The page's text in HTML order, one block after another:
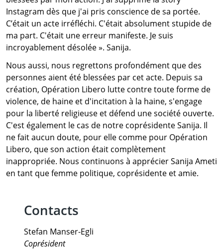
Instagram dès que j'ai pris conscience de sa portée.
C’était un acte irréfléchi. C'était absolument stupide de
ma part. C'était une erreur manifeste. Je suis
incroyablement désolée ». Sanija.
Nous aussi, nous regrettons profondément que des
personnes aient été blessées par cet acte. Depuis sa
création, Opération Libero lutte contre toute forme de
violence, de haine et d'incitation à la haine, s'engage
pour la liberté religieuse et défend une société ouverte.
C'est également le cas de notre coprésidente Sanija. Il
ne fait aucun doute, pour elle comme pour Opération
Libero, que son action était complètement
inappropriée. Nous continuons à apprécier Sanija Ameti
en tant que femme politique, coprésidente et amie.
Contacts
Stefan Manser-Egli
Coprésident